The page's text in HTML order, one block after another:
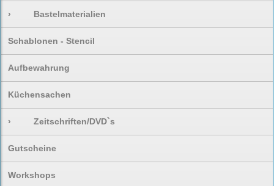
› Bastelmaterialien
Schablonen - Stencil
Aufbewahrung
Küchensachen
› Zeitschriften/DVD`s
Gutscheine
Workshops